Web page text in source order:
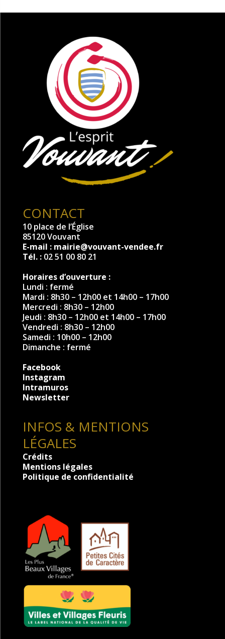
CONTACT
10 place de l’Église
85120 Vouvant
E-mail : mairie@vouvant-vendee.fr
Tél. : 02 51 00 80 21
Horaires d’ouverture :
Lundi : fermé
Mardi : 8h30 – 12h00 et 14h00 – 17h00
Mercredi : 8h30 – 12h00
Jeudi : 8h30 – 12h00 et 14h00 – 17h00
Vendredi : 8h30 – 12h00
Samedi : 10h00 – 12h00
Dimanche : fermé
Facebook
Instagram
Intramuros
Newsletter
INFOS & MENTIONS
LÉGALES
Crédits
Mentions légales
Politique de confidentialité